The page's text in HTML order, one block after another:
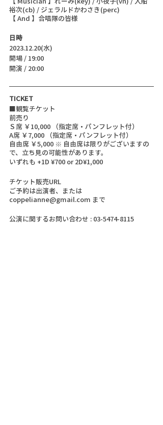
裕次(cb) / ジェラルドかわさき(perc)
【 And 】合唱隊の皆様
日時
2023.12.20(水)
開場 / 19:00
開演 / 20:00
TICKET
■観覧チケット
前売り
Ｓ席 ￥10,000 （指定席・パンフレット付）
A席 ￥7,000 （指定席・パンフレット付）
自由席 ￥5,000 ※ 自由席は限りがございますの
で、立ち見の可能性があります。
いずれも +1D ¥700 or 2D¥1,000
チケット販売URL
ご予約は出演者、または
coppelianne@gmail.com まで
公演に関するお問い合わせ : 03-5474-8115